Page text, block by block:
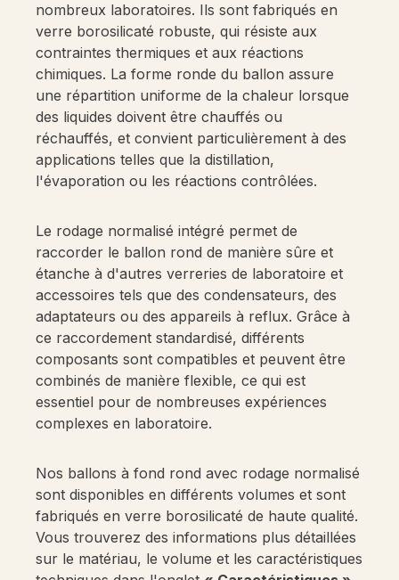
nombreux laboratoires. Ils sont fabriqués en
verre borosilicaté robuste, qui résiste aux
contraintes thermiques et aux réactions
chimiques. La forme ronde du ballon assure
une répartition uniforme de la chaleur lorsque
des liquides doivent être chauffés ou
réchauffés, et convient particulièrement à des
applications telles que la distillation,
l'évaporation ou les réactions contrôlées.
Le rodage normalisé intégré permet de
raccorder le ballon rond de manière sûre et
étanche à d'autres verreries de laboratoire et
accessoires tels que des condensateurs, des
adaptateurs ou des appareils à reflux. Grâce à
ce raccordement standardisé, différents
composants sont compatibles et peuvent être
combinés de manière flexible, ce qui est
essentiel pour de nombreuses expériences
complexes en laboratoire.
Nos ballons à fond rond avec rodage normalisé
sont disponibles en différents volumes et sont
fabriqués en verre borosilicaté de haute qualité.
Vous trouverez des informations plus détaillées
sur le matériau, le volume et les caractéristiques